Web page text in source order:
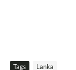
Tags Lanka